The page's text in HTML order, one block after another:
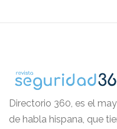
Directorio 360, es el
de habla hispana, que